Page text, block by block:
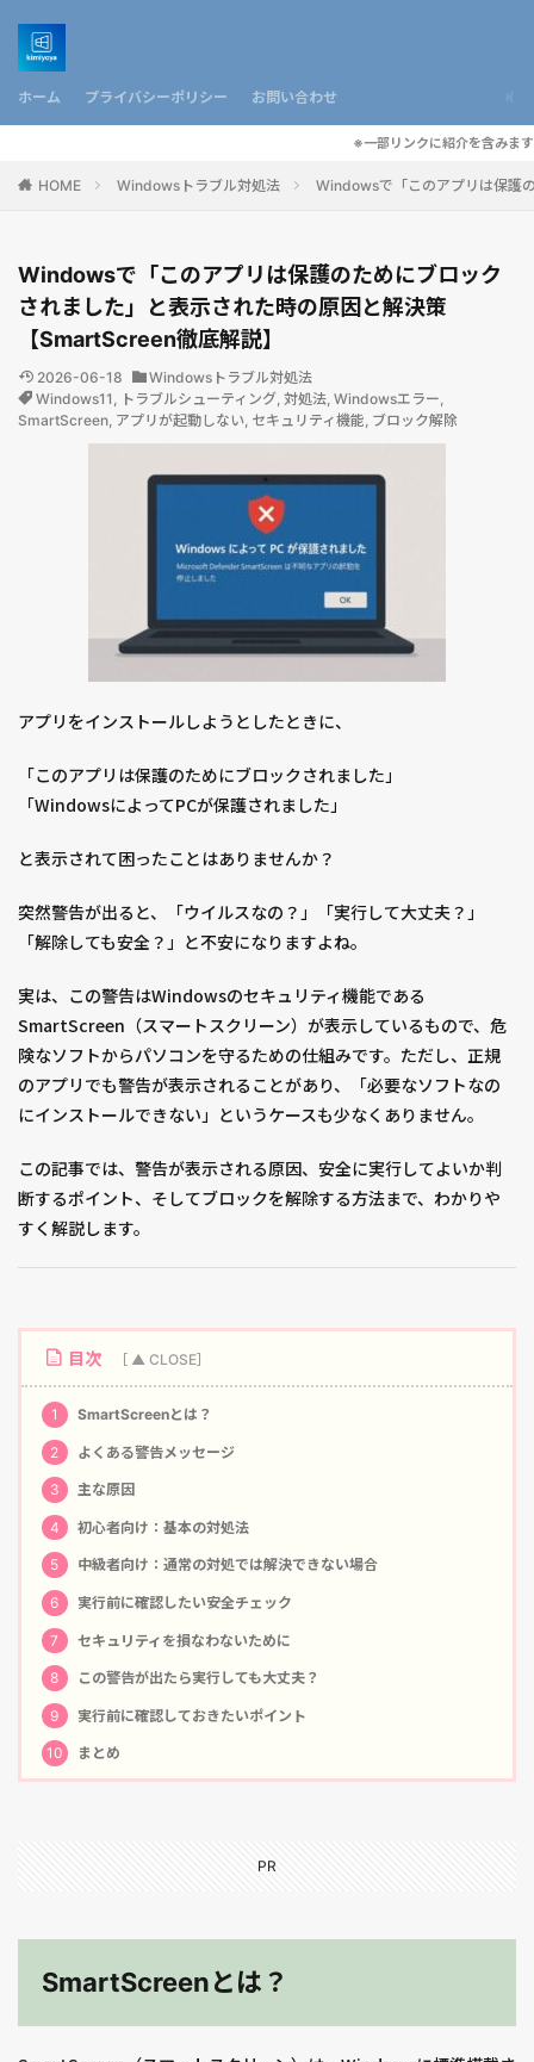
ホーム プライバシーポリシー お問い合わせ
※一部リンクに紹介を含みます
HOME Windowsトラブル対処法 Windowsで「このアプリは保護
Windowsで「このアプリは保護のためにブロック
されました」と表示された時の原因と解決策
【SmartScreen徹底解説】
2026-06-18
Windowsトラブル対処法
Windows11 , トラブルシューティング, 対処法, Windowsエラー,
SmartScreen, アプリが起動しない, セキュリティ機能, ブロック解除
アプリをインストールしようとしたときに、
「このアプリは保護のためにブロックされました」
「WindowsによってPCが保護されました」
と表示されて困ったことはありませんか？
突然警告が出ると、「ウイルスなの？」「実行して大丈夫？」
「解除しても安全？」と不安になりますよね。
実は、この警告はWindowsのセキュリティ機能である
SmartScreen（スマートスクリーン）が表示しているもので、危
険なソフトからパソコンを守るための仕組みです。ただし、正規
のアプリでも警告が表示されることがあり、「必要なソフトなの
にインストールできない」というケースも少なくありません。
この記事では、警告が表示される原因、安全に実行してよいか判
断するポイント、そしてブロックを解除する方法まで、わかりや
すく解説します。
目次
1 SmartScreenとは？
2 よくある警告メッセージ
3 主な原因
4 初心者向け：基本の対処法
5 中級者向け：通常の対処では解決できない場合
6 実行前に確認したい安全チェック
7 セキュリティを損なわないために
8 この警告が出たら実行しても大丈夫？
9 実行前に確認しておきたいポイント
10 まとめ
PR
SmartScreenとは？